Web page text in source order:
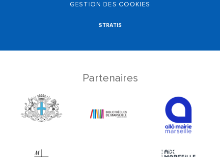
GESTION DES COOKIES
STRATIS
Partenaires